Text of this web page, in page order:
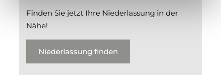
Finden Sie jetzt Ihre Niederlassung in der
Nähe!
Niederlassung finden